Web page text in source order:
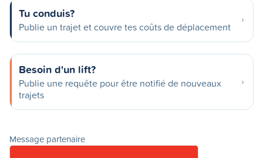
Tu conduis?
Publie un trajet et couvre tes coûts de déplacement
Besoin d'un lift?
Publie une requête pour être notifié de nouveaux
trajets
Message partenaire